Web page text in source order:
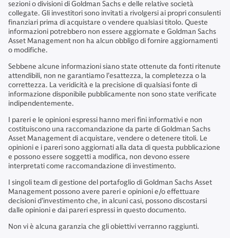
sezioni o divisioni di Goldman Sachs e delle relative società
collegate. Gli investitori sono invitati a rivolgersi ai propri consulenti
finanziari prima di acquistare o vendere qualsiasi titolo. Queste
informazioni potrebbero non essere aggiornate e Goldman Sachs
Asset Management non ha alcun obbligo di fornire aggiornamenti
o modifiche.
Sebbene alcune informazioni siano state ottenute da fonti ritenute
attendibili, non ne garantiamo l’esattezza, la completezza o la
correttezza. La veridicità e la precisione di qualsiasi fonte di
informazione disponibile pubblicamente non sono state verificate
indipendentemente.
I pareri e le opinioni espressi hanno meri fini informativi e non
costituiscono una raccomandazione da parte di Goldman Sachs
Asset Management di acquistare, vendere o detenere titoli. Le
opinioni e i pareri sono aggiornati alla data di questa pubblicazione
e possono essere soggetti a modifica, non devono essere
interpretati come raccomandazione di investimento.
I singoli team di gestione del portafoglio di Goldman Sachs Asset
Management possono avere pareri e opinioni e/o effettuare
decisioni d’investimento che, in alcuni casi, possono discostarsi
dalle opinioni e dai pareri espressi in questo documento.
Non vi è alcuna garanzia che gli obiettivi verranno raggiunti.